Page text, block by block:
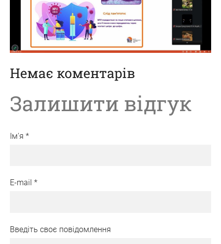
Немає коментарів
Залишити відгук
Ім'я *
E-mail *
Введіть своє повідомлення